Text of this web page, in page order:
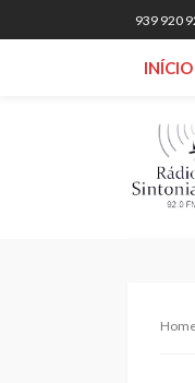
939 920
INÍCIO